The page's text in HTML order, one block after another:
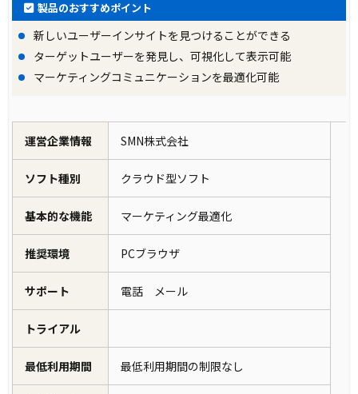
製品のおすすめポイント
新しいユーザーインサイトを見つけることができる
ターゲットユーザーを発見し、可視化して表示可能
マーケティングコミュニケーションを最適化可能
運営企業情報 SMN株式会社
ソフト種別 クラウド型ソフト
基本的な機能 マーケティング最適化
推奨環境 PCブラウザ
サポート 電話 メール
トライアル
最低利用期間 最低利用期間の制限なし